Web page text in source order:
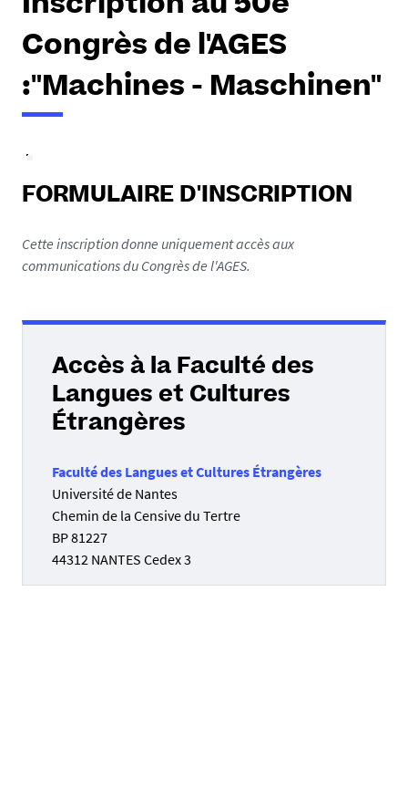
Inscription au 50e
Congrès de l'AGES
:"Machines - Maschinen"
FORMULAIRE D'INSCRIPTION
Cette inscription donne uniquement accès aux
communications du Congrès de l'AGES.
Accès à la Faculté des
Langues et Cultures
Étrangères
Faculté des Langues et Cultures Étrangères
Université de Nantes
Chemin de la Censive du Tertre
BP 81227
44312 NANTES Cedex 3